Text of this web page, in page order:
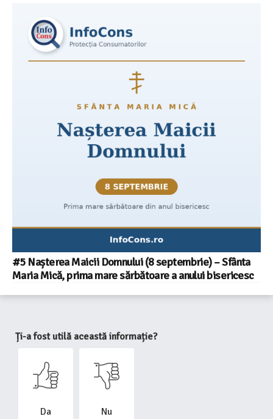
#5 Nașterea Maicii Domnului (8 septembrie) – Sfânta
Maria Mică, prima mare sărbătoare a anului bisericesc
Ți-a fost utilă această informație?
Da Nu